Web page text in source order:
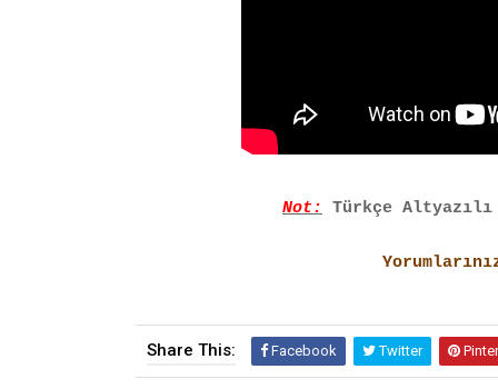
Not: Türkçe
Share This: Facebook Twitter